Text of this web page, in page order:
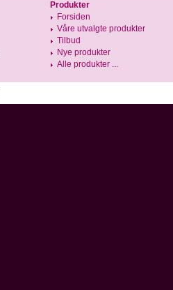
Produkter
Forsiden
Våre utvalgte produkter
Tilbud
Nye produkter
Alle produkter ...